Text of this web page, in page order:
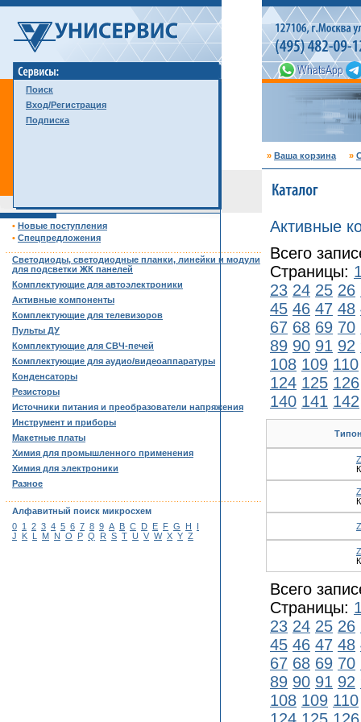
Поиск
Вход/Регистрация
Подписка
» Ваша корзина »
• Новые поступления
• Спецпредложения
Светодиоды, светодиодные планки, линейки и модули
для подсветки ЖК панелей
Комплектующие для автоэлектроники
Активные компоненты
Комплектующие для телевизоров
Пульты ДУ
Комплектующие для СВЧ-печей
Комплектующие для аудио/видеоаппаратуры
Конденсаторы
Резисторы
Источники питания и преобразователи напряжения
Инструмент и приборы
Макетные платы
Химия для промышленного применения
Химия для электроники
Разное
Алфавитный поиск микросхем
0 1 2 3 4 5 6 7 8 9 A B C D E F G H
I
J
K L M N O P Q R S T U V W X Y Z
Активные
Всего
Страницы:
23 24 25 26
45 46 47 48
67 68 69 70
89 90 91 92
108 109 110
124 125 126
140 141 142
Всего
Страницы:
23 24 25 26
45 46 47 48
67 68 69 70
89 90 91 92
108 109 110